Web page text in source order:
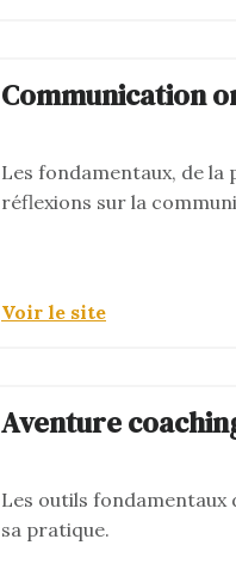
Communication
Les fondamentaux, de la
réflexions sur la
Voir le site
Aventure
Les outils fondamentaux
sa pratique.